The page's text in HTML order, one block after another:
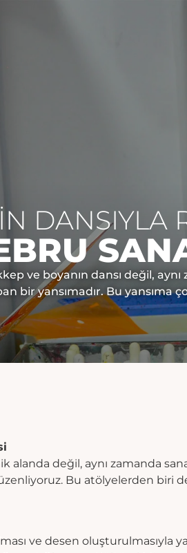
DANSIYLA
ve boyanın dansı değil,
bir yansımadır. Bu yansıma
değil, aynı zamanda
Bu atölyelerden biri
ve desen oluşturulmasıyla